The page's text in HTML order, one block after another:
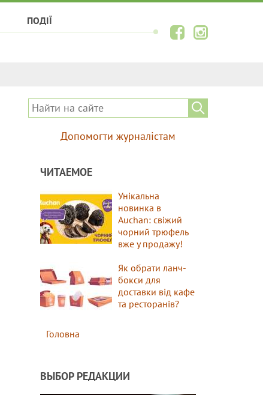
ПОДІЇ
Допомогти журналістам
ЧИТАЕМОЕ
Унікальна
новинка в
Auchan: свіжий
чорний трюфель
вже у продажу!
Як обрати ланч-
бокси для
доставки від кафе
та ресторанів?
Головна
ВЫБОР РЕДАКЦИИ